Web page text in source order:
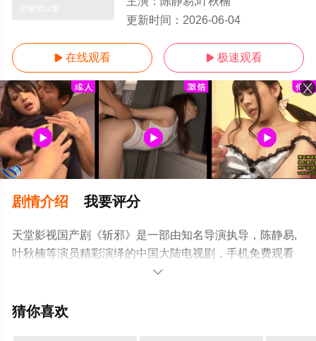
更新时间： 2026-06-04
 在线观看  极速观看
剧情介绍 我要评分
天堂影视国产剧《斩邪》是一部由知名导演执导，陈静易,
叶秋楠等演员精彩演绎的中国大陆电视剧，手机免费观看
高清未删减完整版电视剧全集就上电影天堂网，更多相关

猜你喜欢